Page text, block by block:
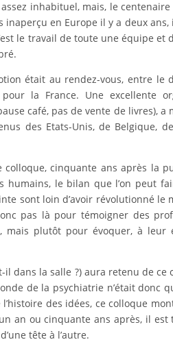
inhabituel, mais, le
en Europe il y a deux
le travail de toute une équipe et
était au rendez-vous, entre le
la France. Une excellente
café, pas de vente de livres), a
des Etats-Unis, de Belgique,
cinquante ans après la
le bilan que l’on peut
sont loin d’avoir révolutionné le
pas là pour témoigner des
mais plutôt pour évoquer, à leur
dans la salle ?) aura retenu de ce
de la psychiatrie n’était donc
des idées, ce colloque
an ou cinquante ans après, il
tête à l’autre.